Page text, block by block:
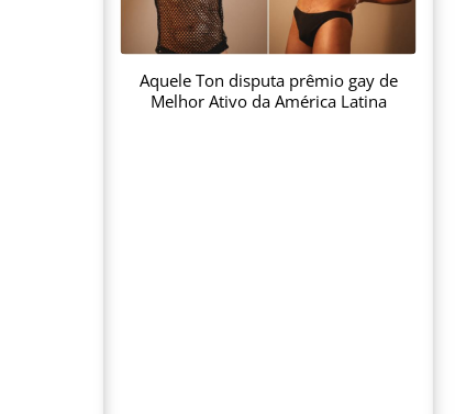
Aquele Ton disputa prêmio gay de
Melhor Ativo da América Latina